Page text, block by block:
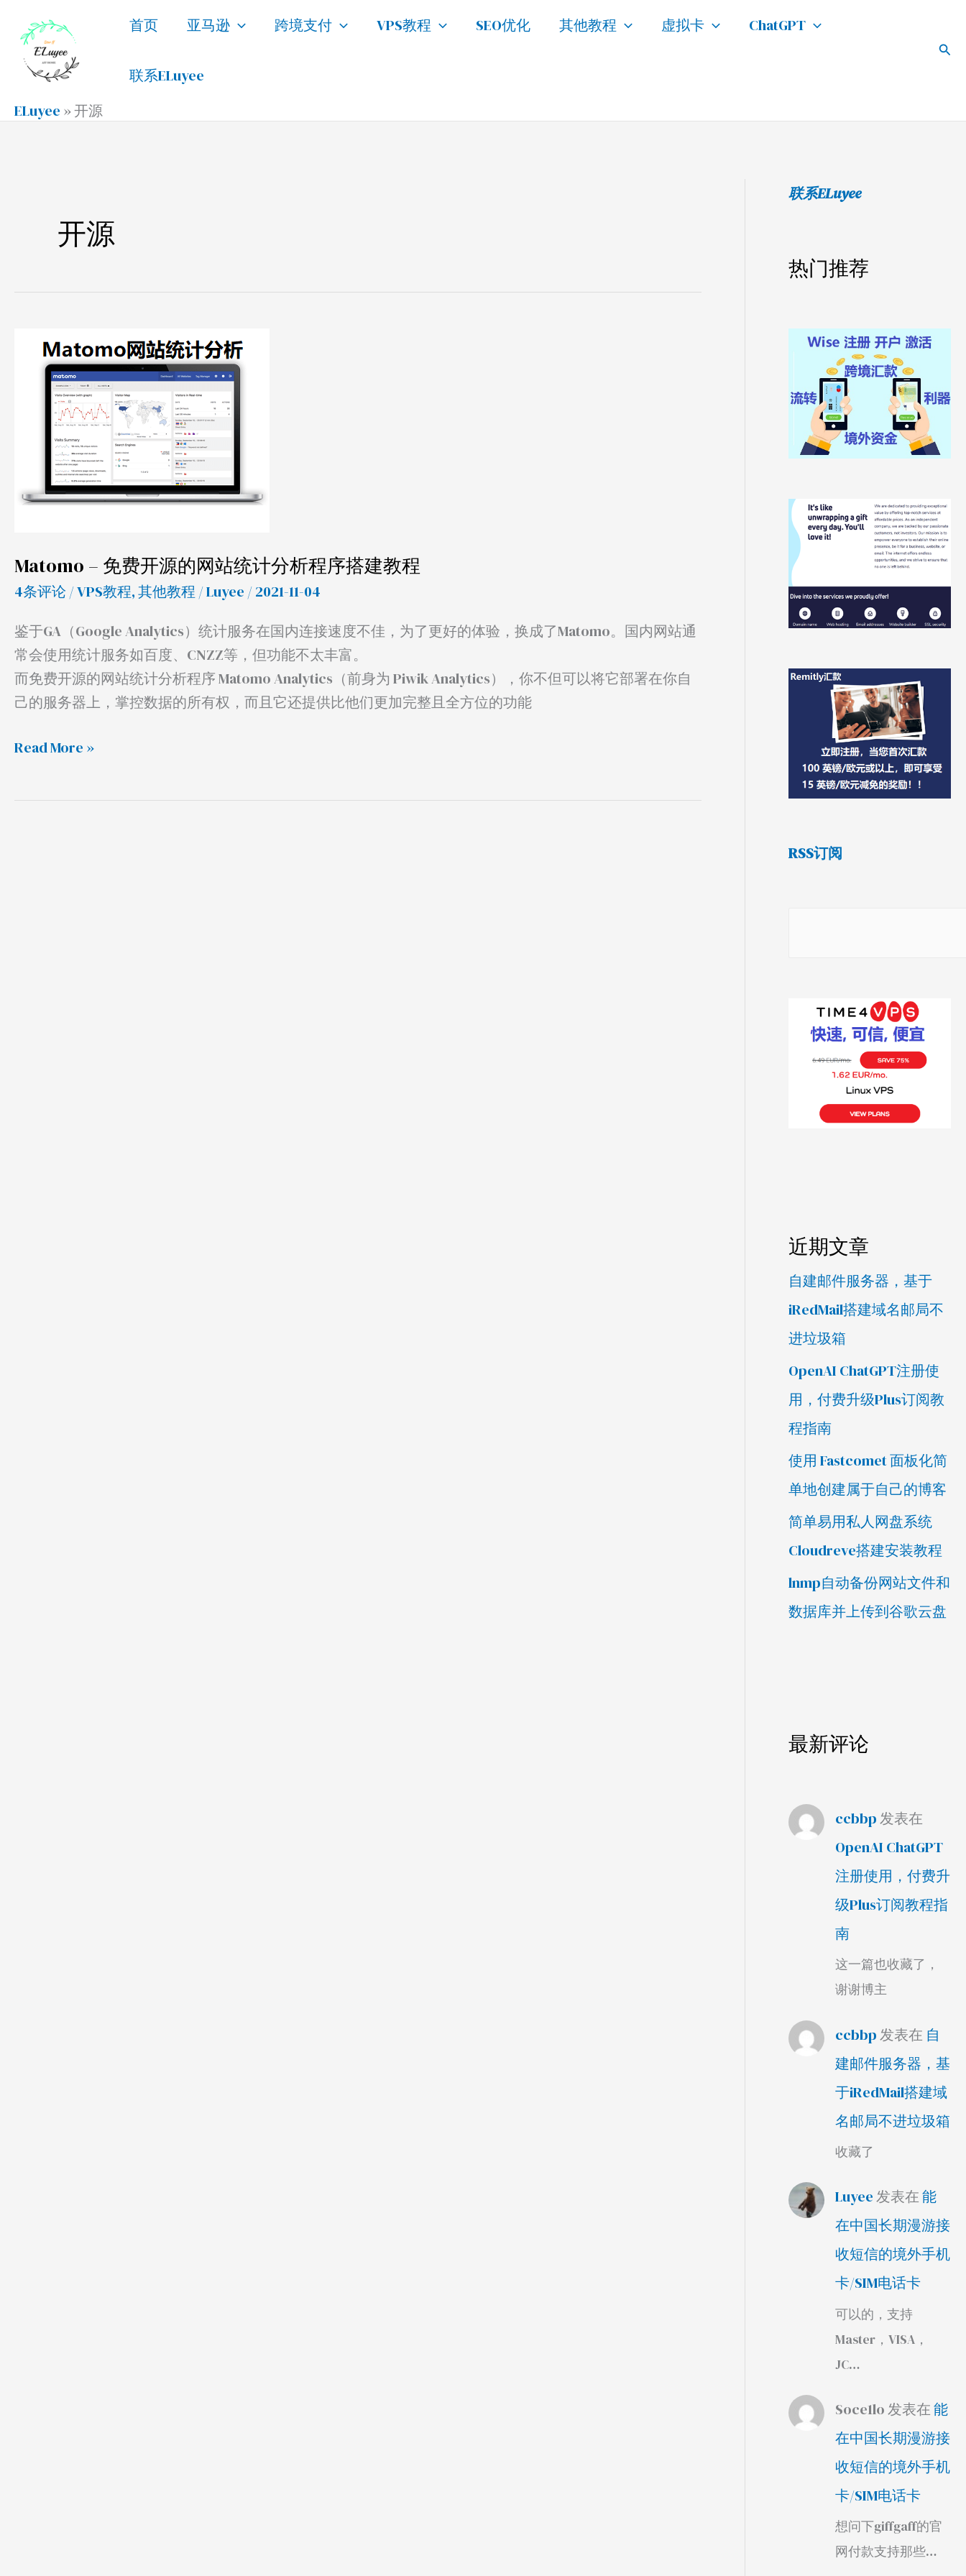
首页 亚马逊 跨境支付 VPS教程 SEO优化 其他教程 虚拟卡 ChatGPT
联系ELuyee
搜
ELuyee »开源
开源
Matomo – 免费开源的网站统计分析程序搭建教程
4条评论 /VPS教程,其他教程 /Luyee / 2021-11-04
鉴于GA（Google Analytics）统计服务在国内连接速度不佳，为了更好的体验，换成了Matomo。国内网站通
常会使用统计服务如百度、CNZZ等，但功能不太丰富。
而免费开源的网站统计分析程序 Matomo Analytics（前身为 Piwik Analytics），你不但可以将它部署在你自
己的服务器上，掌控数据的所有权，而且它还提供比他们更加完整且全方位的功能
Matomo
网
计
分
析
程
序
搭
教
Read More »
联系ELuyee
热门推荐
RSS订阅
近期文章
自建邮件服务器，基于
iRedMail搭建域名邮局不
进垃圾箱
OpenAI ChatGPT注册使
用，付费升级Plus订阅教
程指南
使用 Fastcomet 面板化简
单地创建属于自己的博客
简单易用私人网盘系统
Cloudreve搭建安装教程
lnmp自动备份网站文件和
数据库并上传到谷歌云盘
最新评论
ccbbp发表在
OpenAI ChatGPT
注册使用，付费升
级Plus订阅教程指
南
这一篇也收藏了，
谢谢博主
ccbbp发表在 自
建邮件服务器，基
于iRedMail搭建域
名邮局不进垃圾箱
收藏了
Luyee发表在能
在中国长期漫游接
收短信的境外手机
卡/SIM电话卡
可以的，支持
Master，VISA，
JC…
Soce1lo发表在能
在中国长期漫游接
收短信的境外手机
卡/SIM电话卡
想问下giffgaff的官
网付款支持那些…